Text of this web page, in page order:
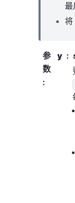
最
将
参
数
:
y